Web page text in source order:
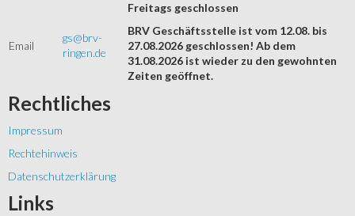
Email
gs@brv-
ringen.de
Freitags geschlossen
BRV Geschäftsstelle ist vom 12.08. bis
27.08.2026 geschlossen! Ab dem
31.08.2026 ist wieder zu den gewohnten
Zeiten geöffnet.
Rechtliches
Impressum
Rechtehinweis
Datenschutzerklärung
Links